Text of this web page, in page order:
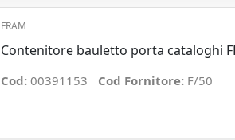
FRAM
Contenitore bauletto porta cataloghi
Cod: 00391153 Cod Fornitore: F/50